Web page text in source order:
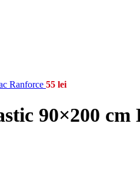
Ranforce 55 lei
90×200